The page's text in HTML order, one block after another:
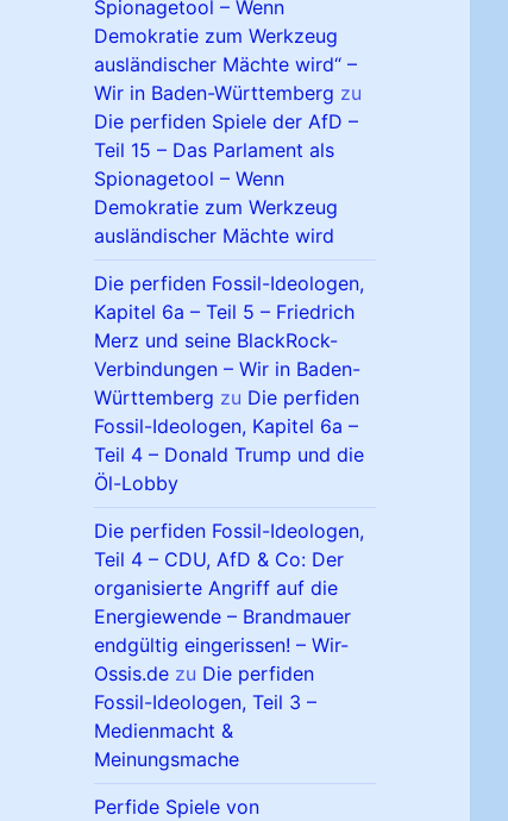
Spionagetool – Wenn
Demokratie zum Werkzeug
ausländischer Mächte wird“ –
Wir in Baden-Württemberg zu
Die perfiden Spiele der AfD –
Teil 15 – Das Parlament als
Spionagetool – Wenn
Demokratie zum Werkzeug
ausländischer Mächte wird
Die perfiden Fossil-Ideologen,
Kapitel 6a – Teil 5 – Friedrich
Merz und seine BlackRock-
Verbindungen – Wir in Baden-
Württemberg zu Die perfiden
Fossil-Ideologen, Kapitel 6a –
Teil 4 – Donald Trump und die
Öl-Lobby
Die perfiden Fossil-Ideologen,
Teil 4 – CDU, AfD & Co: Der
organisierte Angriff auf die
Energiewende – Brandmauer
endgültig eingerissen! – Wir-
Ossis.de zu Die perfiden
Fossil-Ideologen, Teil 3 –
Medienmacht &
Meinungsmache
Perfide Spiele von